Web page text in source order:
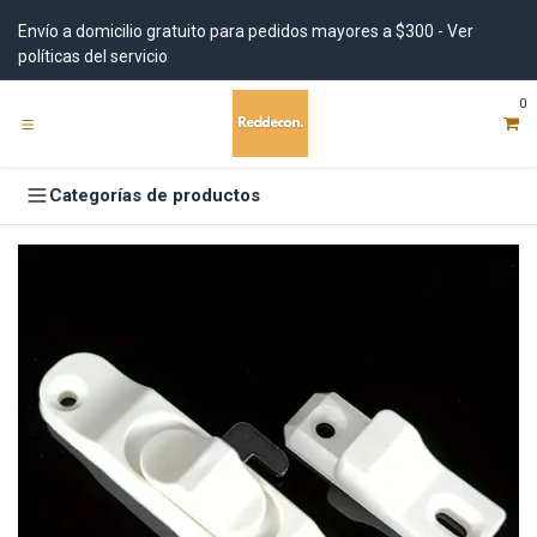
Envío a domicilio gratuito para pedidos mayores a $300 - Ver
políticas del servicio
0
Categorías de productos